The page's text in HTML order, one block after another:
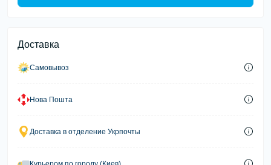
Доставка
Самовывоз
Нова Пошта
Доставка в отделение Укрпочты